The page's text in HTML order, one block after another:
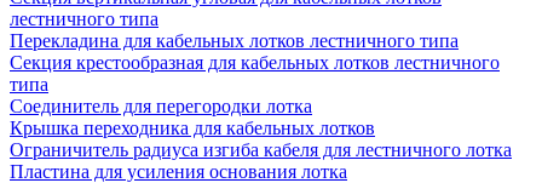
лестничного типа
Перекладина для кабельных лотков лестничного типа
Секция крестообразная для кабельных лотков лестничного
типа
Соединитель для перегородки лотка
Крышка переходника для кабельных лотков
Ограничитель радиуса изгиба кабеля для лестничного лотка
Пластина для усиления основания лотка